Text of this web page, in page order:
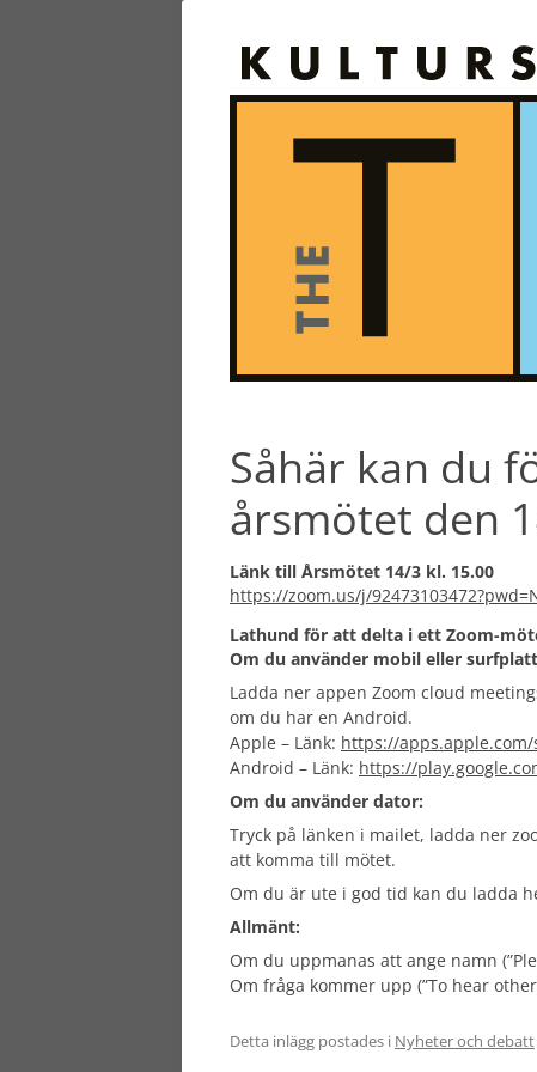
Såhär kan du
årsmötet den
Länk till Årsmötet 14/3 kl. 15.00
https://zoom.us/j/
Lathund för att delta i ett Zoom-
Om du använder mobil eller
Ladda ner appen Zoom cloud
om du har en Android.
Apple – Länk: https://
Android – Länk: https://
Om du använder dator:
Tryck på länken i mailet, ladda ner
att komma till mötet.
Om du är ute i god tid kan du ladda
Allmänt:
Om du uppmanas att ange namn
Om fråga kommer upp (”To hear
Detta inlägg postades i Nyheter och debatt